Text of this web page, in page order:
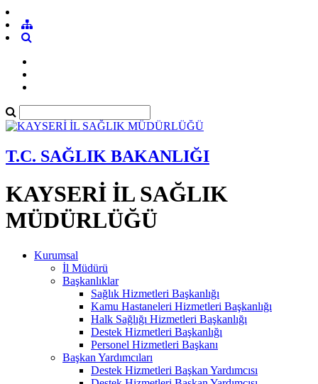
T.C. SAĞLIK BAKANLIĞI
KAYSERİ İL SAĞLIK
MÜDÜRLÜĞÜ
Kurumsal
İl Müdürü
Başkanlıklar
Sağlık Hizmetleri Başkanlığı
Kamu Hastaneleri Hizmetleri Başkanlığı
Halk Sağlığı Hizmetleri Başkanlığı
Destek Hizmetleri Başkanlığı
Personel Hizmetleri Başkanı
Başkan Yardımcıları
Destek Hizmetleri Başkan Yardımcısı